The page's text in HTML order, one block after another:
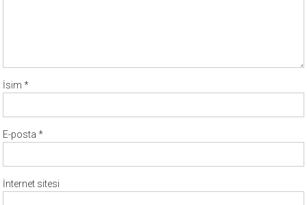
İsim*
E-posta*
İnternet sitesi